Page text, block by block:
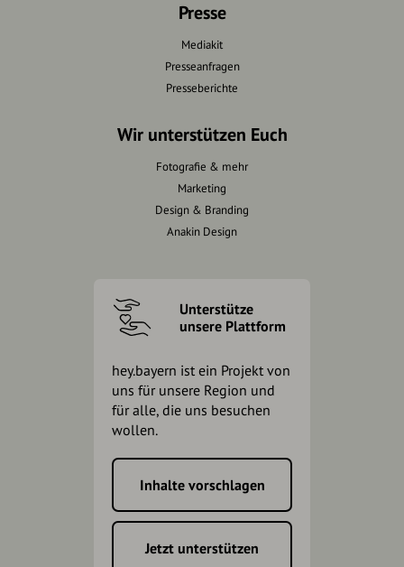
Presse
Mediakit
Presseanfragen
Presseberichte
Wir unterstützen Euch
Fotografie & mehr
Marketing
Design & Branding
Anakin Design
Unterstütze
unsere Plattform
hey.bayern ist ein Projekt von
uns für unsere Region und
für alle, die uns besuchen
wollen.
Inhalte vorschlagen
Jetzt unterstützen